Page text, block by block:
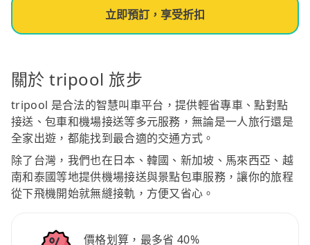
立即預訂，享受折扣
關於 tripool 旅步
tripool 是合法的智慧叫車平台，提供輕省專車、點對點
接送、包車和機場接送等多元服務，無論是一人旅行還是
全家出遊，都能找到最合適的交通方式。
除了台灣，我們也在日本、韓國、新加坡、馬來西亞、越
南和泰國等地提供機場接送與景點包車服務，讓你的旅程
從下飛機開始就無縫接軌，方便又省心。
價格划算，最多省 40%